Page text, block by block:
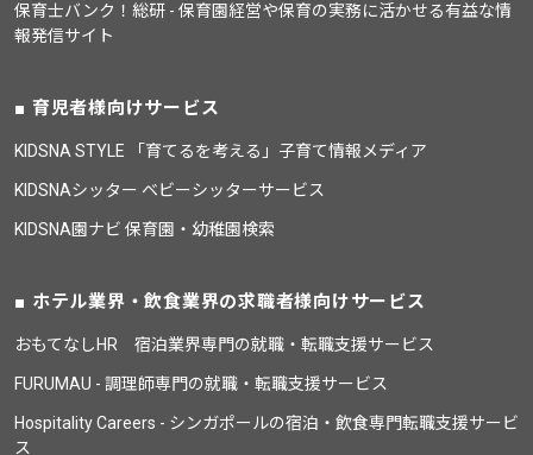
保育士バンク！総研 - 保育園経営や保育の実務に活かせる有益な情
報発信サイト
育児者様向けサービス
KIDSNA STYLE 「育てるを考える」子育て情報メディア
KIDSNAシッター ベビーシッターサービス
KIDSNA園ナビ 保育園・幼稚園検索
ホテル業界・飲食業界の求職者様向けサービス
おもてなしHR 宿泊業界専門の就職・転職支援サービス
FURUMAU - 調理師専門の就職・転職支援サービス
Hospitality Careers - シンガポールの宿泊・飲食専門転職支援サービ
ス